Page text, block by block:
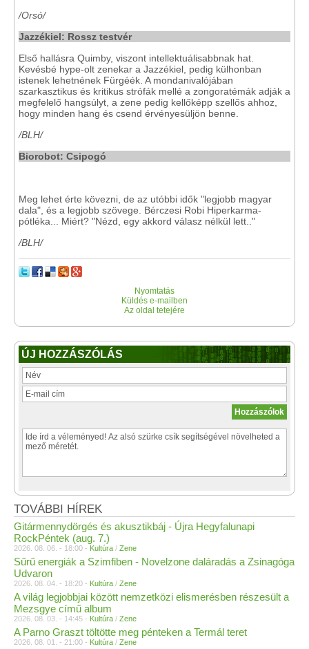
/Orsó/
Jazzékiel: Rossz testvér
Első hallásra Quimby, viszont intellektuálisabbnak hat.
Kevésbé hype-olt zenekar a Jazzékiel, pedig külhonban
istenek lehetnének Fürgéék. A mondanivalójában
szarkasztikus és kritikus strófák mellé a zongoratémák adják a
megfelelő hangsúlyt, a zene pedig kellőképp szellős ahhoz,
hogy minden hang és csend érvényesüljön benne.
/BLH/
Biorobot: Csipogó
Meg lehet érte kövezni, de az utóbbi idők "legjobb magyar
dala", és a legjobb szövege. Bérczesi Robi Hiperkarma-
pótléka... Miért? "Nézd, egy akkord válasz nélkül lett.."
/BLH/
Nyomtatás
Küldés e-mailben
Az oldal tetejére
ÚJ HOZZÁSZÓLÁS
TOVÁBBI HÍREK
Gitármennydörgés és akusztikbáj - Újra Hegyfalunapi
RockPéntek (aug. 7.)
2026. 08. 06. - 18:00 - Kultúra / Zene
Sűrű energiák a Szimfiben - Novelzone daláradás a Zsinagóga
Udvaron
2026. 08. 04. - 18:20 - Kultúra / Zene
A világ legjobbjai között nemzetközi elismerésben részesült a
Mezsgye című album
2026. 08. 03. - 14:45 - Kultúra / Zene
A Parno Graszt töltötte meg pénteken a Termál teret
2026. 08. 01. - 21:00 - Kultúra / Zene